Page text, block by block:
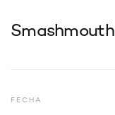
Smashmouth
FECHA